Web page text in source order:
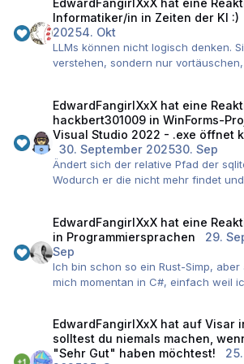
anrufst, und chatgpt liest seine
Aber spätestens alles was irgendwie
zu tun hat, da dürfts dann voll vorbei
EdwardFangirlXxXhat eine
Informatiker/in in Zeiten der KI :)
20254. Okt
LLMs können nicht logisch denken.
verstehen, sondern nur
Bei sowas wie Hausaufgaben sind
weil Hausaufgaben und deren
in ihren Trainingsdaten vorkommen.
Teil kann das reichen. Allerdings
auch bewusst sein, dass eins
schlimmsten Fall.
weiter wandeln. Früher hatten Leute
Programmiersprachen, weil es dann
Programmierer:innen mehr braucht.
LowCode. Dann wegen NoCode.
im Endeffekt sind das alles nur
machen würd ich sagen.
EdwardFangirlXxXhat eine
hackbert301009in WinForms-
Visual Studio 2022 - .exe öffnet
30. September 202530. Sep
Ändert sich der relative Pfad der
Wodurch er die nicht mehr findet
EdwardFangirlXxXhat eine
in Programmiersprachen 29.
Sep
Ich bin schon so ein Rust-Simp,
mich momentan in C#, einfach weil
ein paar abgewandelten
EdwardFangirlXxXhat auf Visar
solltest du niemals machen,
"Sehr Gut" haben möchtest!